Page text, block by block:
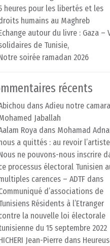
heures pour les libertés et les
humains au Maghreb
autour du livre : Gaza –
de Tunisie,
soirée ramadan 2026
récents
dans Adieu notre
Jaballah
Roya dans Mohamad
a quittés : au revoir
ne pouvons-nous inscrire
processus électoral Tunisien
carences – ADTF dans
d’associations de
Résidents à l’Etranger
la nouvelle loi électorale
du 15 septembre 2022
Jean-Pierre dans